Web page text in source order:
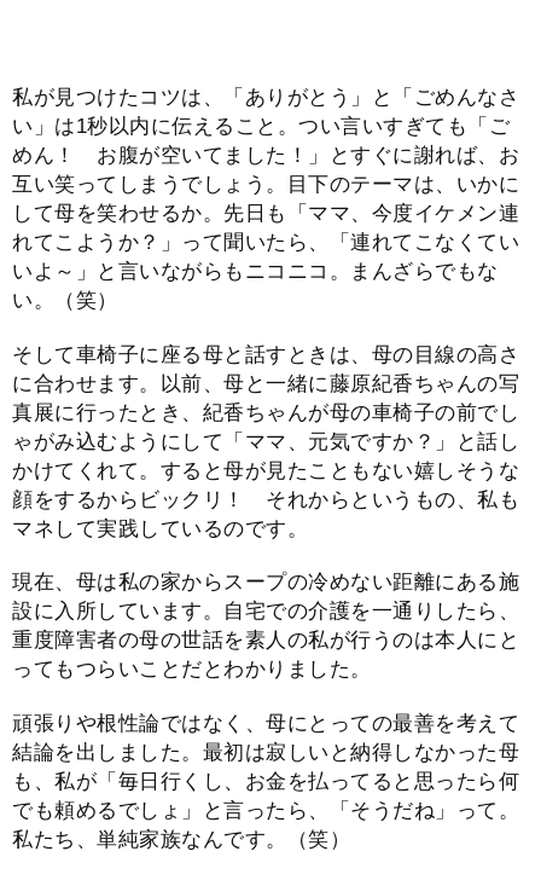
私が見つけたコツは、「ありがとう」と「ごめんなさ
い」は1秒以内に伝えること。つい言いすぎても「ご
めん！ お腹が空いてました！」とすぐに謝れば、お
互い笑ってしまうでしょう。目下のテーマは、いかに
して母を笑わせるか。先日も「ママ、今度イケメン連
れてこようか？」って聞いたら、「連れてこなくてい
いよ～」と言いながらもニコニコ。まんざらでもな
い。（笑）
そして車椅子に座る母と話すときは、母の目線の高さ
に合わせます。以前、母と一緒に藤原紀香ちゃんの写
真展に行ったとき、紀香ちゃんが母の車椅子の前でし
ゃがみ込むようにして「ママ、元気ですか？」と話し
かけてくれて。すると母が見たこともない嬉しそうな
顔をするからビックリ！ それからというもの、私も
マネして実践しているのです。
現在、母は私の家からスープの冷めない距離にある施
設に入所しています。自宅での介護を一通りしたら、
重度障害者の母の世話を素人の私が行うのは本人にと
ってもつらいことだとわかりました。
頑張りや根性論ではなく、母にとっての最善を考えて
結論を出しました。最初は寂しいと納得しなかった母
も、私が「毎日行くし、お金を払ってると思ったら何
でも頼めるでしょ」と言ったら、「そうだね」って。
私たち、単純家族なんです。（笑）